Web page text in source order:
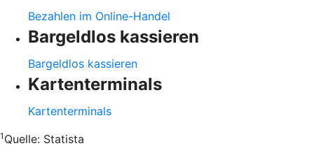
Bezahlen im Online-Handel
Bargeldlos kassieren
Bargeldlos kassieren
Kartenterminals
Kartenterminals
1 Quelle: Statista